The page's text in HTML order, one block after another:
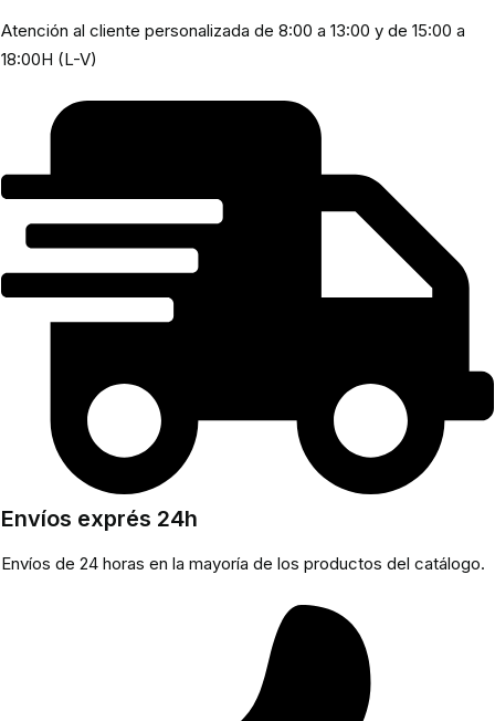
Atención al cliente personalizada de 8:00 a 13:00 y de 15:00 a
18:00H (L-V)
Envíos exprés 24h
Envíos de 24 horas en la mayoría de los productos del catálogo.